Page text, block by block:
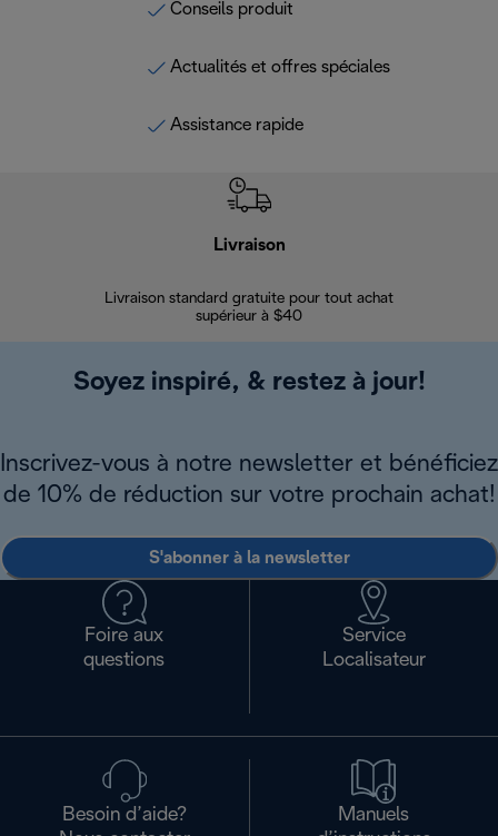
Conseils produit
Actualités et offres spéciales
Assistance rapide
Livraison
Livraison standard gratuite pour tout achat
supérieur à $40
Soyez inspiré, & restez à jour!
Inscrivez-vous à notre newsletter et bénéficiez
de 10% de réduction sur votre prochain achat!
S'abonner à la newsletter
Foire aux
questions
Service
Localisateur
Besoin d’aide?
Manuels